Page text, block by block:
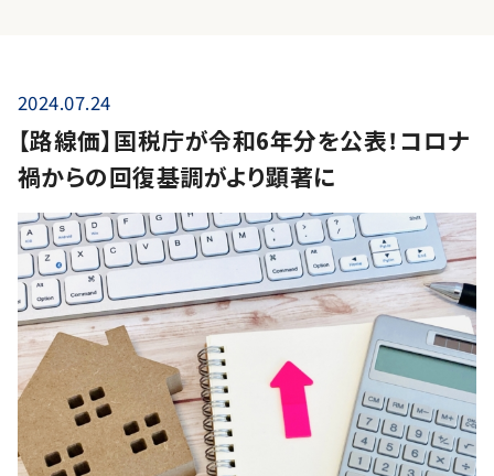
2024.07.24
【路線価】国税庁が令和6年分を公表！コロナ
禍からの回復基調がより顕著に